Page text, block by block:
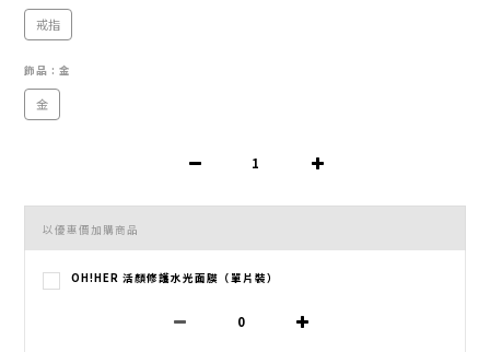
戒指
飾品 : 金
金
以優惠價加購商品
OH!HER 活顏修護水光面膜（單片裝）